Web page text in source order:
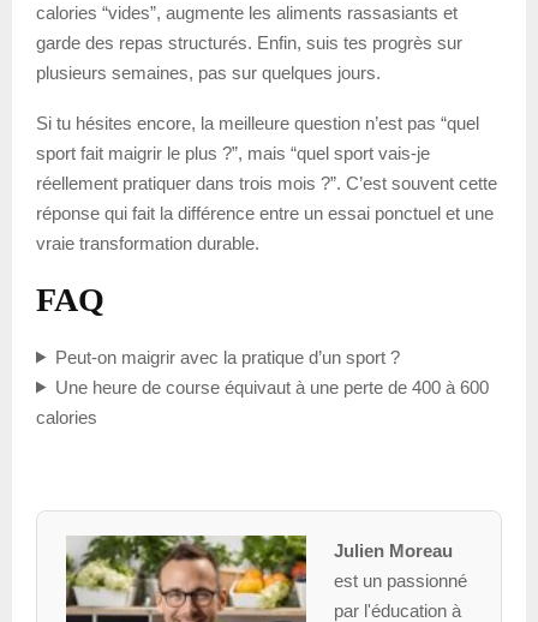
calories “vides”, augmente les aliments rassasiants et
garde des repas structurés. Enfin, suis tes progrès sur
plusieurs semaines, pas sur quelques jours.
Si tu hésites encore, la meilleure question n’est pas “quel
sport fait maigrir le plus ?”, mais “quel sport vais-je
réellement pratiquer dans trois mois ?”. C’est souvent cette
réponse qui fait la différence entre un essai ponctuel et une
vraie transformation durable.
FAQ
Peut-on maigrir avec la pratique d’un sport ?
Une heure de course équivaut à une perte de 400 à 600
calories
Julien Moreau
est un passionné
par l'éducation à